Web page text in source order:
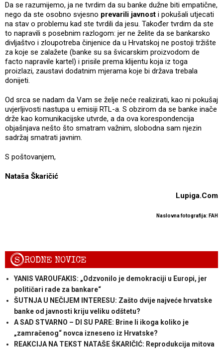
Da se razumijemo, ja ne tvrdim da su banke dužne biti empatične,
nego da ste osobno svjesno prevarili javnost i pokušali utjecati
na stav o problemu kad ste tvrdili da jesu. Također tvrdim da ste
to napravili s posebnim razlogom: jer ne želite da se bankarsko
divljaštvo i zloupotreba činjenice da u Hrvatskoj ne postoji tržište
za koje se zalažete (banke su sa švicarskim proizvodom de
facto napravile kartel) i prisile prema klijentu koja iz toga
proizlazi, zaustavi dodatnim mjerama koje bi država trebala
donijeti.
Od srca se nadam da Vam se želje neće realizirati, kao ni pokušaj
uvjerljivosti nastupa u emisiji RTL-a. S obzirom da se banke inače
drže kao komunikacijske utvrde, a da ova korespondencija
objašnjava nešto što smatram važnim, slobodna sam njezin
sadržaj smatrati javnim.
S poštovanjem,
Nataša Škaričić
Lupiga.Com
Naslovna fotografija: FAH
SRODNE NOVICE
YANIS VAROUFAKIS: „Odzvonilo je demokraciji u Europi, jer
političari rade za bankare“
ŠUTNJA U NEČIJEM INTERESU: Zašto dvije najveće hrvatske
banke od javnosti kriju veliku odštetu?
A SAD STVARNO – DI SU PARE: Brine li ikoga koliko je
„zamračenog“ novca izneseno iz Hrvatske?
REAKCIJA NA TEKST NATAŠE ŠKARIČIĆ: Reprodukcija mitova